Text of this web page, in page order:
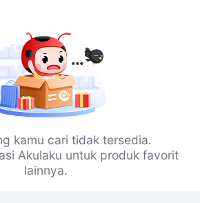
kamu cari tidak tersedia.
Akulaku untuk produk favorit
lainnya.